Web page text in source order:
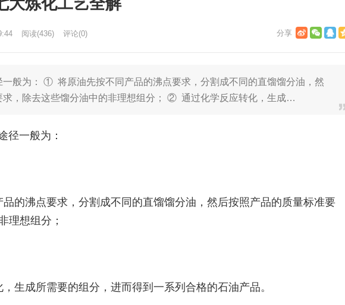
阅读(436) 评论(0)
一般为： ① 将原油先按不同产品的沸点要求，分割成不同的直馏馏分油，然
求，除去这些馏分油中的非理想组分； ② 通过化学反应转化，生成…
径一般为：
的沸点要求，分割成不同的直馏馏分油，然后按照产品的质量标准要
理想组分；
生成所需要的组分，进而得到一系列合格的石油产品。